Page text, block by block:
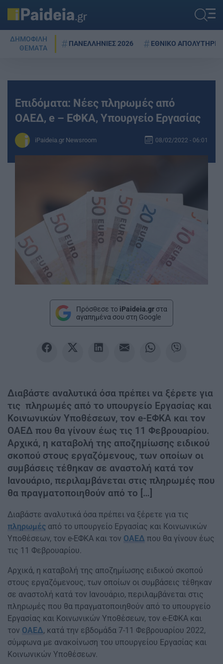
ΔΗΜΟΦΙΛΗ
ΘΕΜΑΤΑ
ΠΑΝΕΛΛΗΝΙΕΣ 2026 ΕΘΝΙΚΟ ΑΠΟΛΥΤΗΡΙΟ
Επιδόματα: Νέες πληρωμές από
ΟΑΕΔ, e – ΕΦΚΑ, Υπουργείο Εργασίας
iPaideia.gr Newsroom 08/02/2022 - 06:01
Πρόσθεσε το iPaideia.gr στα
αγαπημένα σου στη Google
Διαβάστε αναλυτικά όσα πρέπει να ξέρετε για
τις πληρωμές από το υπουργείο Εργασίας και
Κοινωνικών Υποθέσεων, τον e-ΕΦΚΑ και τον
ΟΑΕΔ που θα γίνουν έως τις 11 Φεβρουαρίου.
Αρχικά, η καταβολή της αποζημίωσης ειδικού
σκοπού στους εργαζόμενους, των οποίων οι
συμβάσεις τέθηκαν σε αναστολή κατά τον
Ιανουάριο, περιλαμβάνεται στις πληρωμές που
θα πραγματοποιηθούν από το […]
Διαβάστε αναλυτικά όσα πρέπει να ξέρετε για τις
πληρωμές από το υπουργείο Εργασίας και Κοινωνικών
Υποθέσεων, τον e-ΕΦΚΑ και τον ΟΑΕΔ που θα γίνουν έως
τις 11 Φεβρουαρίου.
Αρχικά, η καταβολή της αποζημίωσης ειδικού σκοπού
στους εργαζόμενους, των οποίων οι συμβάσεις τέθηκαν
σε αναστολή κατά τον Ιανουάριο, περιλαμβάνεται στις
πληρωμές που θα πραγματοποιηθούν από το υπουργείο
Εργασίας και Κοινωνικών Υποθέσεων, τον e-ΕΦΚΑ και
τον ΟΑΕΔ, κατά την εβδομάδα 7-11 Φεβρουαρίου 2022,
σύμφωνα με ανακοίνωση του υπουργείου Εργασίας και
Κοινωνικών Υποθέσεων.